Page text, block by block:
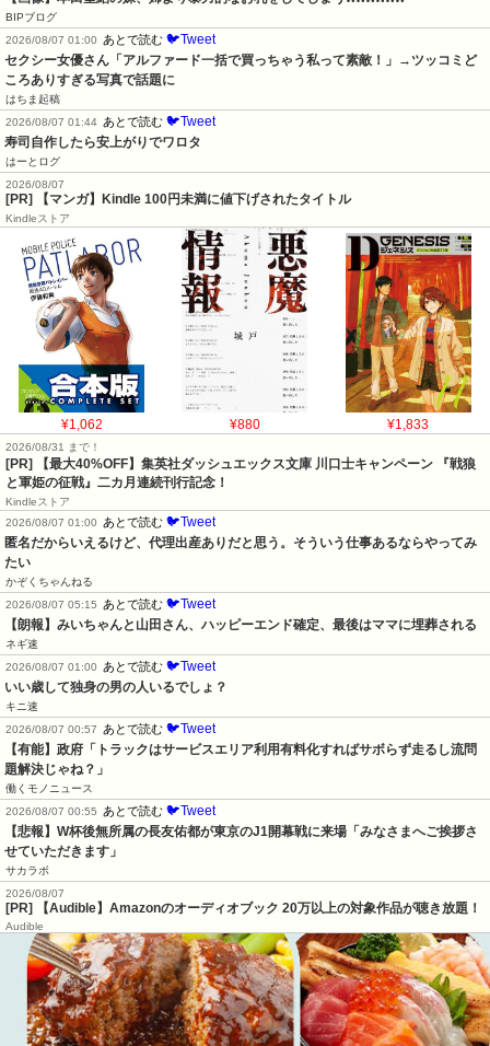
BIPブログ
2026/08/07 01:00
あとで読む 🐦Tweet
セクシー女優さん「アルファード一括で買っちゃう私って素敵！」→ツッコミど
ころありすぎる写真で話題に
はちま起稿
2026/08/07 01:44 あとで読む 🐦Tweet
寿司自作したら安上がりでワロタ
はーとログ
2026/08/07
[PR] 【マンガ】Kindle 100円未満に値下げされたタイトル
Kindleストア
¥1,062 ¥880 ¥1,833
2026/08/31 まで！
[PR]
【最大40%OFF】集英社ダッシュエックス文庫 川口士キャンペーン 『戦狼
と軍姫の征戦』二カ月連続刊行記念！
Kindleストア
2026/08/07 01:00
あとで読む 🐦Tweet
匿名だからいえるけど、代理出産ありだと思う。そういう仕事あるならやってみ
たい
かぞくちゃんねる
2026/08/07 05:15
あとで読む 🐦Tweet
【朗報】みいちゃんと山田さん、ハッピーエンド確定、最後はママに埋葬される
ネギ速
2026/08/07 01:00
あとで読む 🐦Tweet
いい歳して独身の男の人いるでしょ？
キニ速
2026/08/07 00:57
あとで読む 🐦Tweet
【有能】政府「トラックはサービスエリア利用有料化すればサボらず走るし流問
題解決じゃね？」
働くモノニュース
2026/08/07 00:55
あとで読む 🐦Tweet
【悲報】W杯後無所属の長友佑都が東京のJ1開幕戦に来場「みなさまへご挨拶さ
せていただきます」
サカラボ
2026/08/07
[PR] 【Audible】Amazonのオーディオブック 20万以上の対象作品が聴き放題！
Audible